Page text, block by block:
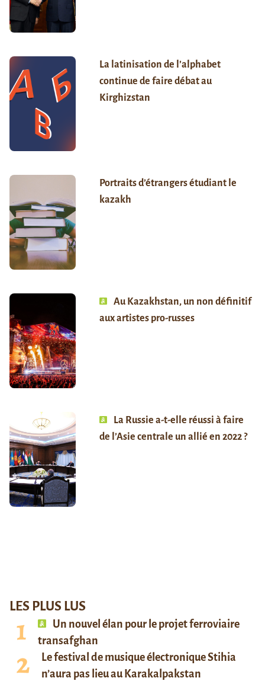
La latinisation de l’alphabet
continue de faire débat au
Kirghizstan
Portraits d’étrangers étudiant le
kazakh
Au Kazakhstan, un non définitif
aux artistes pro-russes
La Russie a-t-elle réussi à faire
de l’Asie centrale un allié en 2022 ?
LES PLUS LUS
Un nouvel élan pour le projet ferroviaire
transafghan
Le festival de musique électronique Stihia
n’aura pas lieu au Karakalpakstan